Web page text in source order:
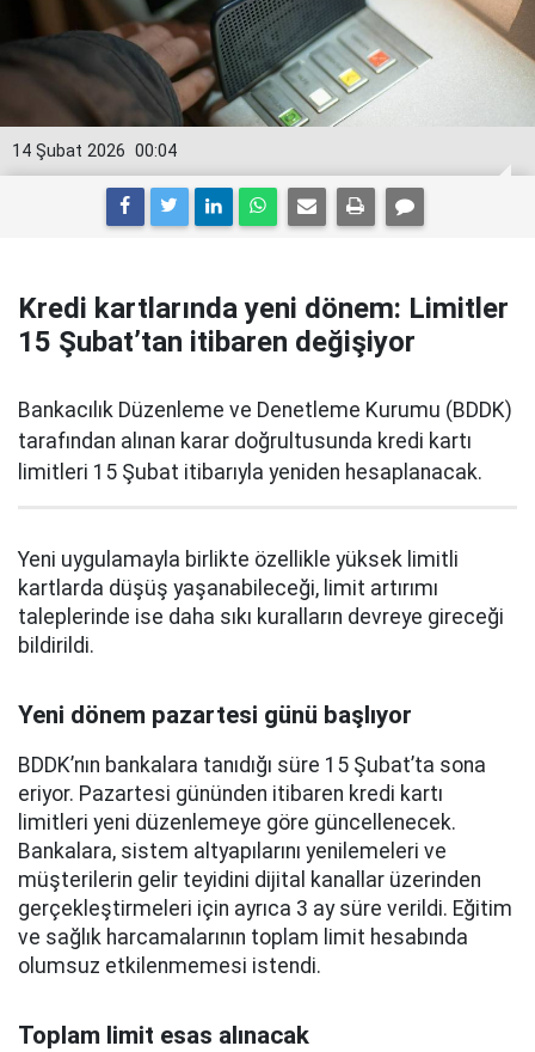
00:04
14 Şubat 2026
Kredi kartlarında yeni dönem: Limitler
15 Şubat’tan itibaren değişiyor
Bankacılık Düzenleme ve Denetleme Kurumu (BDDK)
tarafından alınan karar doğrultusunda kredi kartı
limitleri 15 Şubat itibarıyla yeniden hesaplanacak.
Yeni uygulamayla birlikte özellikle yüksek limitli
kartlarda düşüş yaşanabileceği, limit artırımı
taleplerinde ise daha sıkı kuralların devreye gireceği
bildirildi.
Yeni dönem pazartesi günü başlıyor
BDDK’nın bankalara tanıdığı süre 15 Şubat’ta sona
eriyor. Pazartesi gününden itibaren kredi kartı
limitleri yeni düzenlemeye göre güncellenecek.
Bankalara, sistem altyapılarını yenilemeleri ve
müşterilerin gelir teyidini dijital kanallar üzerinden
gerçekleştirmeleri için ayrıca 3 ay süre verildi. Eğitim
ve sağlık harcamalarının toplam limit hesabında
olumsuz etkilenmemesi istendi.
Toplam limit esas alınacak